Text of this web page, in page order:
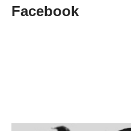
Facebook